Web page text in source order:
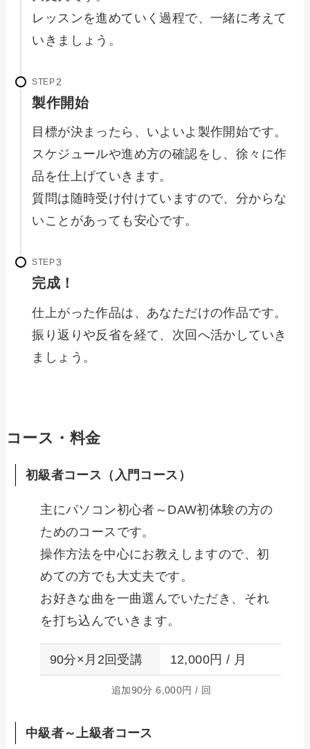
レッスンを進めていく過程で、一緒に考えて
いきましょう。
STEP
製作開始
目標が決まったら、いよいよ製作開始です。
スケジュールや進め方の確認をし、徐々に作
品を仕上げていきます。
質問は随時受け付けていますので、分からな
いことがあっても安心です。
STEP
完成！
仕上がった作品は、あなただけの作品です。
振り返りや反省を経て、次回へ活かしていき
ましょう。
コース・料金
初級者コース（入門コース）
主にパソコン初心者～DAW初体験の方の
ためのコースです。
操作方法を中心にお教えしますので、初
めての方でも大丈夫です。
お好きな曲を一曲選んでいただき、それ
を打ち込んでいきます。
90分×月2回受講 12,000円 / 月
追加90分 6,000円 / 回
中級者～上級者コース